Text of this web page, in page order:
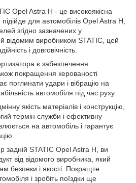
Opel Astra H - це високоякісна
для автомобілів Opel Astra H,
згідно зазначених у
відомим виробником STATIC, цей
і довговічність.
є забезпечення
покращення керованості
поглинати удари і вібрацію на
автомобіля під час руху.
якість матеріалів і конструкцію,
термін служби і ефективну
на автомобіль і гарантує
задній STATIC Opel Astra H, ви
від відомого виробника, який
безпеки і якості. Покращте
і зробіть поїздки ще